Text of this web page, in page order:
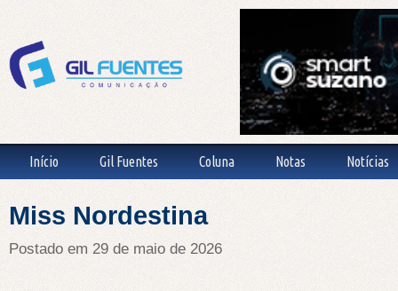
Início Gil Fuentes Coluna Notas Notícias
Miss Nordestina
Postado em 29 de maio de 2026